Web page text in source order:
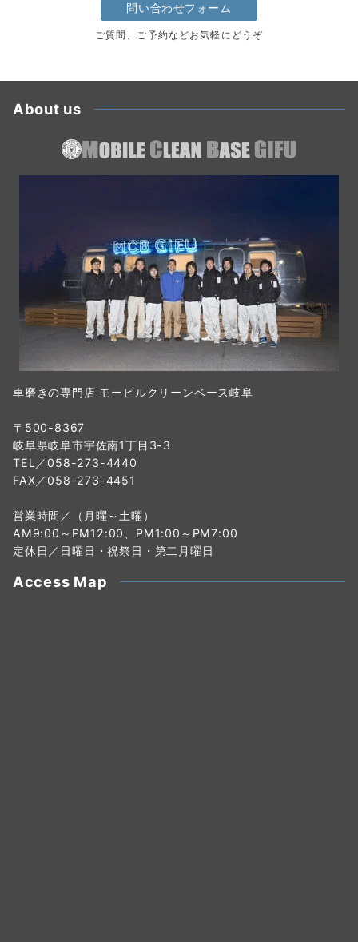
問い合わせフォーム
ご質問、ご予約などお気軽にどうぞ
About us
車磨きの専門店 モービルクリーンベース岐阜
〒500-8367
岐阜県岐阜市宇佐南1丁目3-3
TEL／058-273-4440
FAX／058-273-4451
営業時間／（月曜～土曜）
AM9:00～PM12:00、PM1:00～PM7:00
定休日／日曜日・祝祭日・第二月曜日
Access Map